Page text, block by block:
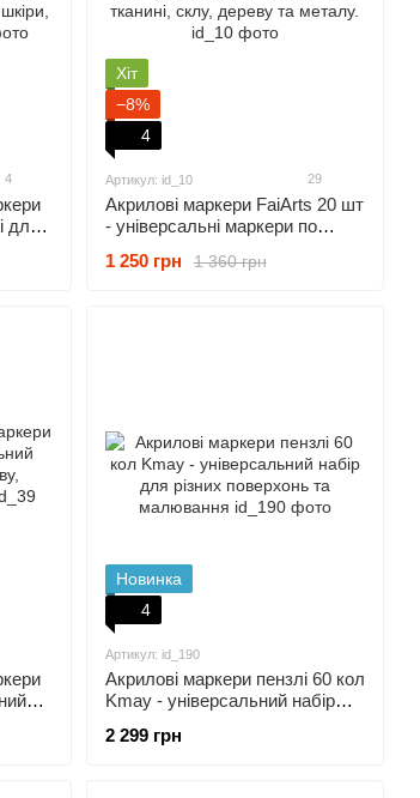
4
для
Хіт
−8%
4
Артикул: id_10 29
Акрилові маркери FaiArts 20 шт
- універсальні маркери по
металу.
1 360 грн
1 250 грн
Новинка
4
Артикул: id_190
Акрилові маркери пензлі 60 кол
Kmay - універсальний набір
малювання
2 299 грн